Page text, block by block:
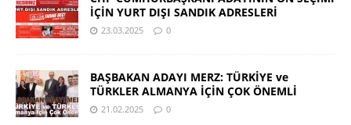
İÇİN YURT DIŞI SANDIK ADRESLERİ
23.03.2025 0
BAŞBAKAN ADAYI MERZ: TÜRKİYE ve
TÜRKLER ALMANYA İÇİN ÇOK ÖNEMLİ
21.02.2025 0